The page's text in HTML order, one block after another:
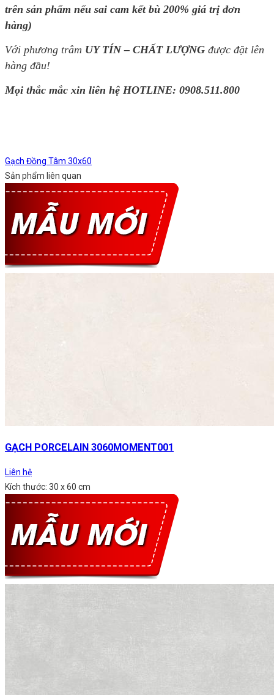
trên sản phẩm nếu sai cam kết bù 200% giá trị đơn
hàng)
Với phương trâm UY TÍN – CHẤT LƯỢNG được đặt lên
hàng đầu!
Mọi thắc mắc xin liên hệ HOTLINE: 0908.511.800
Gạch Đồng Tâm 30x60
Sản phẩm liên quan
GẠCH PORCELAIN 3060MOMENT001
Liên hệ
Kích thước: 30 x 60 cm